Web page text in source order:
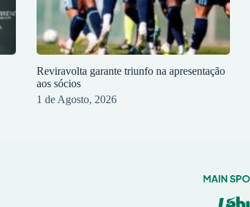
Reviravolta garante triunfo na apresentação
aos sócios
1 de Agosto, 2026